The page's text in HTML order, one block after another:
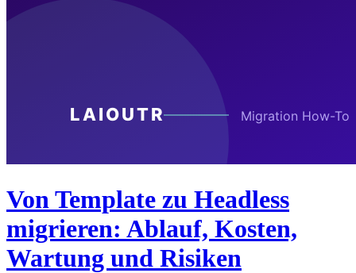
Von Template zu Headless
migrieren: Ablauf, Kosten,
Wartung und Risiken